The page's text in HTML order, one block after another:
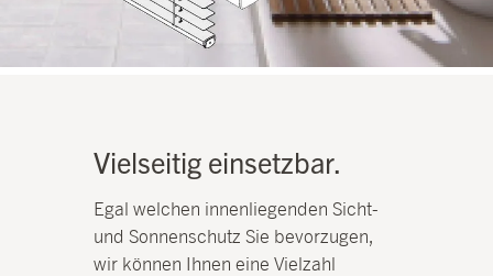
Vielseitig einsetzbar.
Egal welchen innenliegenden Sicht-
und Sonnenschutz Sie bevorzugen,
wir können Ihnen eine Vielzahl